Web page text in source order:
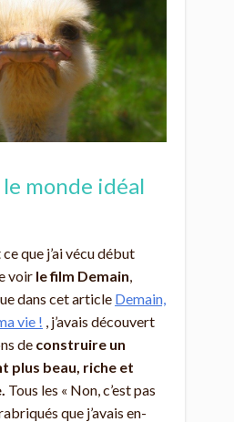
monde idéal
que j’ai vécu début
voir le film Demain
dans cet article Demain,
vie ! , j’avais découvert
de construire un
plus beau, riche et
Tous les « Non, c’est pas
que j’avais en-